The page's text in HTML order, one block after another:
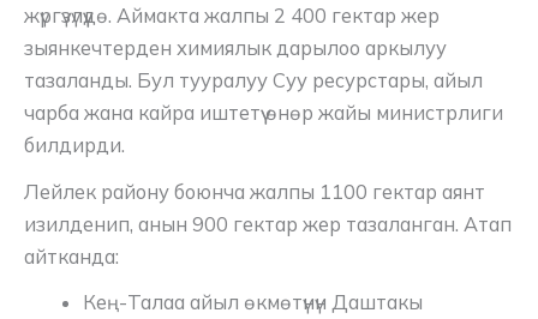
жүргүзүлүүдө. Аймакта жалпы 2 400 гектар жер
зыянкечтерден химиялык дарылоо аркылуу
тазаланды. Бул тууралуу Суу ресурстары, айыл
чарба жана кайра иштетүү өнөр жайы министрлиги
билдирди.
Лейлек району боюнча жалпы 1100 гектар аянт
изилденип, анын 900 гектар жер тазаланган. Атап
айтканда:
Кең-Талаа айыл өкмөтүнүн Даштакы